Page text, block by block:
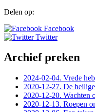
Delen op:
Facebook
Twitter
Archief preken
2024-02-04. Vrede
2020-12-27. De
2020-12-20. Wachten
2020-12-13. Roepen